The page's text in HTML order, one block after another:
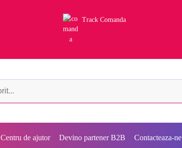
Track Comanda
Centru de ajutor Devino partener B2B Contacteaza-ne